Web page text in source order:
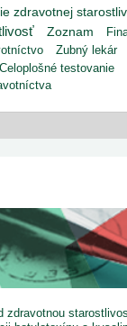
zdravotnej
Zoznam
Zubný lekár
Celoplošné testovanie
zdravotnou